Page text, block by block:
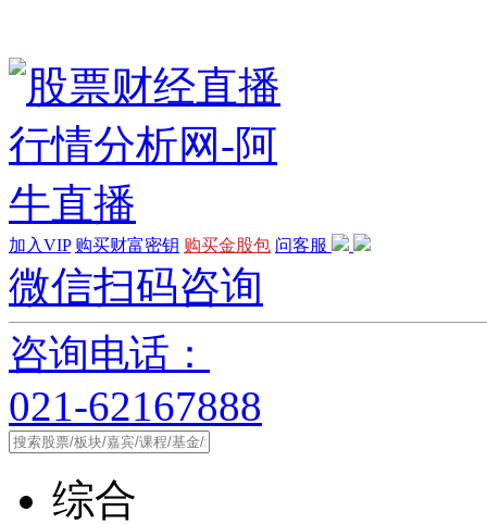
加入VIP 购买财富密钥 购买金股包 问客服
微信扫码咨询
咨询电话：
021-62167888
综合